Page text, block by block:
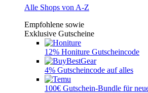
Alle Shops von A-Z
Empfohlene sowie
Exklusive Gutscheine
12% Honiture Gutscheincode
4% Gutscheincode auf alles
100€ Gutschein-Bundle für